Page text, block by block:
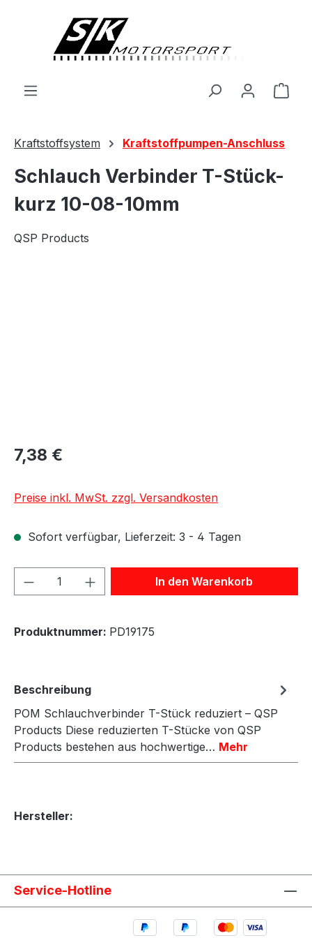
Kraftstoffsystem Kraftstoffpumpen-Anschluss
Schlauch Verbinder T-Stück-
kurz 10-08-10mm
QSP Products
7,38 €
Preise inkl. MwSt. zzgl. Versandkosten
Sofort verfügbar, Lieferzeit: 3 - 4 Tagen
Produkt Anzahl: Gib denIn den Warenkorb
Produktnummer: PD19175
Beschreibung
POM Schlauchverbinder T-Stück reduziert – QSP
Products Diese reduzierten T-Stücke von QSP
Products bestehen aus hochwertige… Mehr
Hersteller:
Service-Hotline